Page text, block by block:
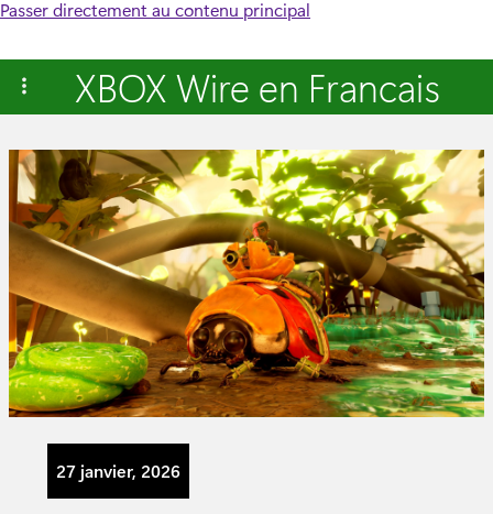
Passer directement au contenu principal
XBOX Wire en Francais
27 janvier, 2026